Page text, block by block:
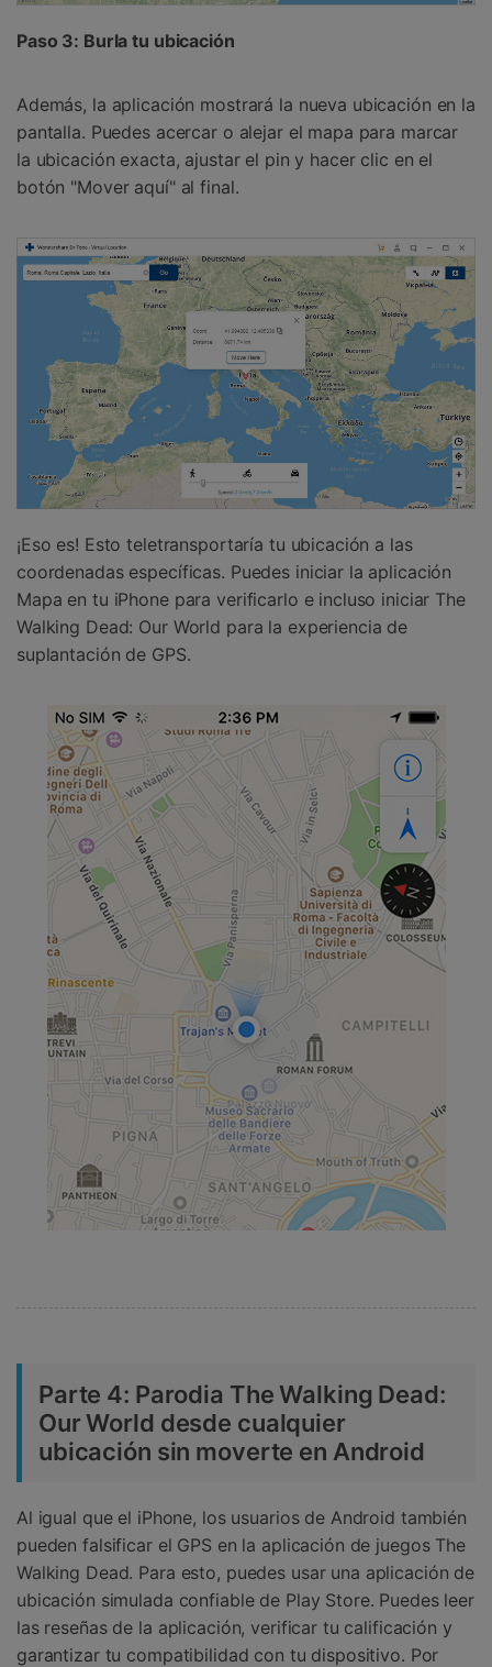
Paso 3: Burla tu ubicación
Además, la aplicación mostrará la nueva ubicación en la
pantalla. Puedes acercar o alejar el mapa para marcar
la ubicación exacta, ajustar el pin y hacer clic en el
botón "Mover aquí" al final.
¡Eso es! Esto teletransportaría tu ubicación a las
coordenadas específicas. Puedes iniciar la aplicación
Mapa en tu iPhone para verificarlo e incluso iniciar The
Walking Dead: Our World para la experiencia de
suplantación de GPS.
Parte 4: Parodia The Walking Dead:
Our World desde cualquier
ubicación sin moverte en Android
Al igual que el iPhone, los usuarios de Android también
pueden falsificar el GPS en la aplicación de juegos The
Walking Dead. Para esto, puedes usar una aplicación de
ubicación simulada confiable de Play Store. Puedes leer
las reseñas de la aplicación, verificar tu calificación y
garantizar tu compatibilidad con tu dispositivo. Por